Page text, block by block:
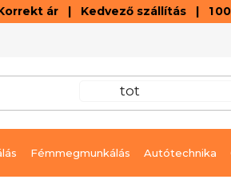
ár | Kedvező szállítás | 1
Fémmegmunkálás Autótechnika